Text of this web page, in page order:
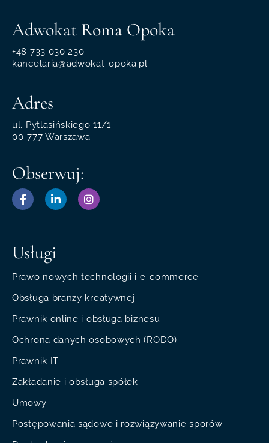
Adwokat Roma Opoka
+48 733 030 230
kancelaria@adwokat-opoka.pl
Adres
ul. Pytlasińskiego 11/1
00-777 Warszawa
Obserwuj:
Usługi
Prawo nowych technologii i e-commerce
Obsługa branży kreatywnej
Prawnik online i obsługa biznesu
Ochrona danych osobowych (RODO)
Prawnik IT
Zakładanie i obsługa spółek
Umowy
Postępowania sądowe i rozwiązywanie sporów